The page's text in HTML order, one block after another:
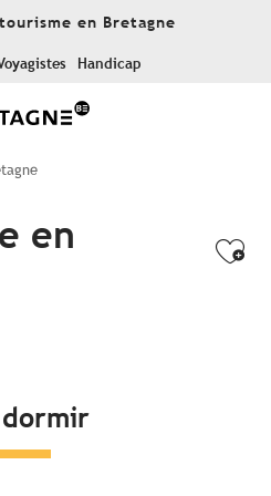
en Bretagne
Handicap
en